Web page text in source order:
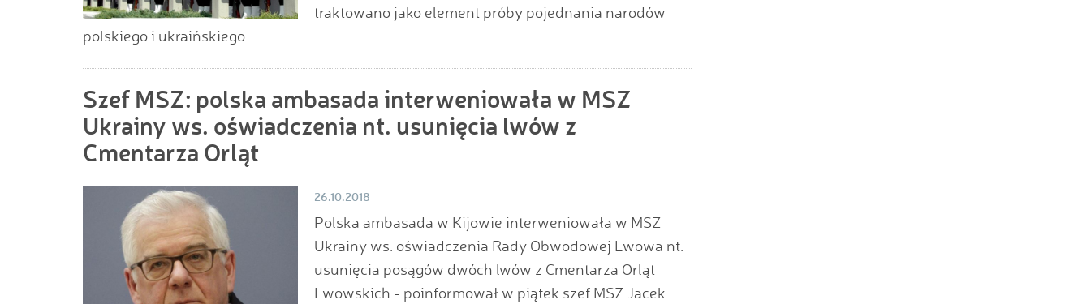
traktowano jako element próby pojednania narodów
polskiego i ukraińskiego.
Szef MSZ: polska ambasada interweniowała w MSZ
Ukrainy ws. oświadczenia nt. usunięcia lwów z
Cmentarza Orląt
26.10.2018
Polska ambasada w Kijowie interweniowała w MSZ
Ukrainy ws. oświadczenia Rady Obwodowej Lwowa nt.
usunięcia posągów dwóch lwów z Cmentarza Orląt
Lwowskich - poinformował w piątek szef MSZ Jacek